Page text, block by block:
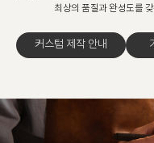
최상의 품질과 완성도를
커스텀 제작 안내